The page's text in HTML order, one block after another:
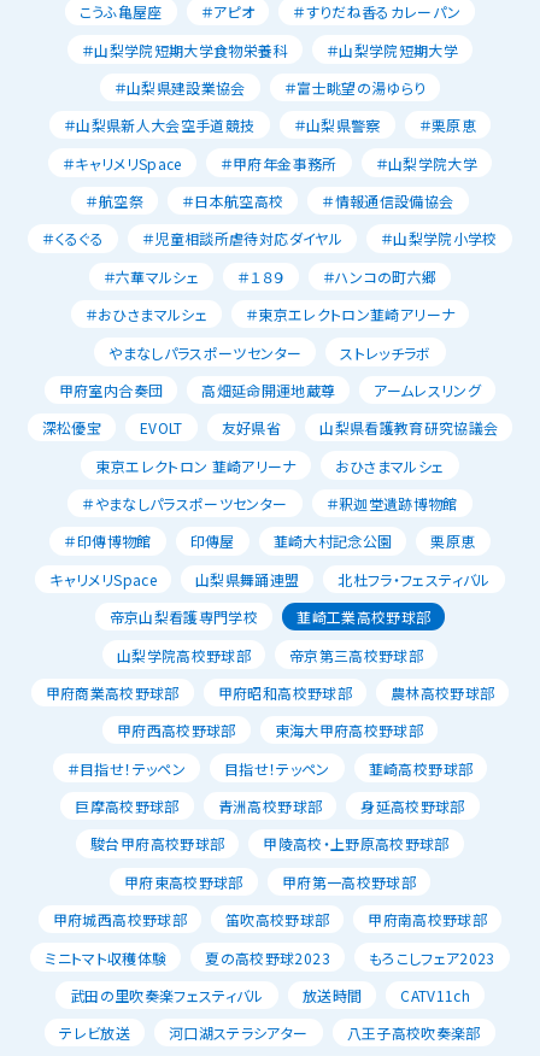
こうふ亀屋座
＃アピオ
＃すりだね香るカレーパン
＃山梨学院短期大学食物栄養科
＃山梨学院短期大学
＃山梨県建設業協会
＃富士眺望の湯ゆらり
＃山梨県新人大会空手道競技
＃山梨県警察
＃栗原恵
＃キャリメリSpace
＃甲府年金事務所
＃山梨学院大学
＃航空祭
＃日本航空高校
＃情報通信設備協会
＃くるぐる
＃児童相談所虐待対応ダイヤル
＃山梨学院小学校
＃六華マルシェ
＃１８９
＃ハンコの町六郷
＃おひさまマルシェ
＃東京エレクトロン韮崎アリーナ
やまなしパラスポーツセンター
ストレッチラボ
甲府室内合奏団
高畑延命開運地蔵尊
アームレスリング
深松優宝
EVOLT 友好県省
山梨県看護教育研究協議会
東京エレクトロン 韮崎アリーナ
おひさまマルシェ
＃やまなしパラスポーツセンター
＃釈迦堂遺跡博物館
＃印傳博物館
印傳屋 韮崎大村記念公園
栗原恵
キャリメリSpace
山梨県舞踊連盟
北杜フラ・フェスティバル
帝京山梨看護専門学校
韮崎工業高校野球部
山梨学院高校野球部
帝京第三高校野球部
甲府商業高校野球部
甲府昭和高校野球部
農林高校野球部
甲府西高校野球部
東海大甲府高校野球部
＃目指せ！テッペン
目指せ！テッペン
韮崎高校野球部
巨摩高校野球部
青洲高校野球部
身延高校野球部
駿台甲府高校野球部
甲陵高校・上野原高校野球部
甲府東高校野球部
甲府第一高校野球部
甲府城西高校野球部
笛吹高校野球部
甲府南高校野球部
ミニトマト収穫体験
夏の高校野球2023
もろこしフェア2023
武田の里吹奏楽フェスティバル
放送時間
CATV11ch
テレビ放送
河口湖ステラシアター
八王子高校吹奏楽部